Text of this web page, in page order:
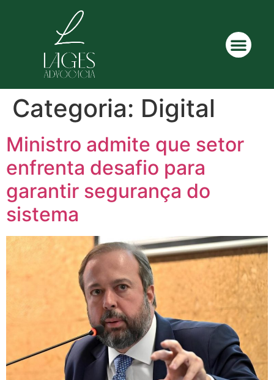
Categoria: Digital
Ministro admite que setor
enfrenta desafio para
garantir segurança do
sistema